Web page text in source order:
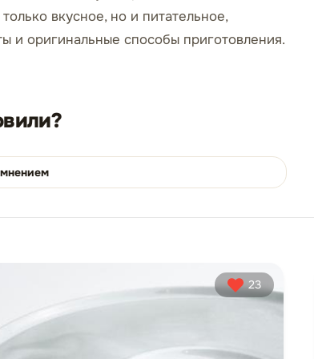
вкусное, но и питательное,
и оригинальные способы приготовления.
23